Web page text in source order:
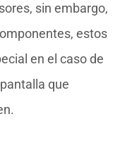
sin embargo,
estos
en el caso de
que